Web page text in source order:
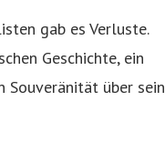
gab es Verluste.
Geschichte, ein
Souveränität über sein